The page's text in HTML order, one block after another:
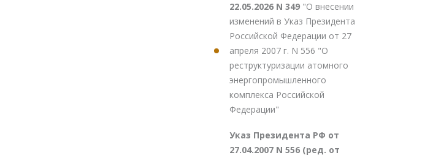
22.05.2026 N 349 "О внесении
изменений в Указ Президента
Российской Федерации от 27
апреля 2007 г. N 556 "О
реструктуризации атомного
энергопромышленного
комплекса Российской
Федерации"
Указ Президента РФ от
27.04.2007 N 556 (ред. от